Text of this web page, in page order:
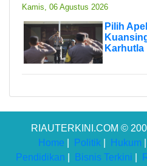
Kamis, 06 Agustus 2026
Pilih
Karhutla
RIAUTERKINI.COM ©
Home
Politik Hukum
Pendidikan
Bisnis Terkini